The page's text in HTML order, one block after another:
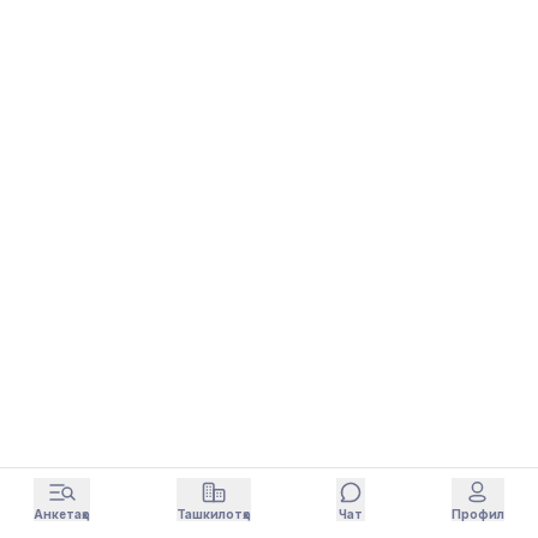
Анкетаҳо Ташкилотҳо Чат Профил